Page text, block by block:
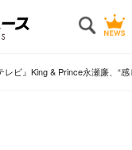
レビ』King & Prince永瀬廉、“